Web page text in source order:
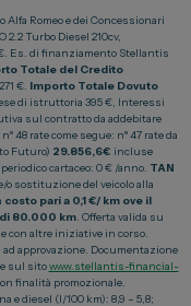
Romeo e dei Concessionari
2.2 Turbo Diesel 210cv,
Es. di finanziamento Stellantis
Totale del Credito
€. Importo Totale Dovuto
di istruttoria 395 €, Interessi
sul contratto da addebitare
48 rate come segue: n° 47 rate da
Futuro) 29.856,6€ incluse
cartaceo: 0 € /anno. TAN
o sostituzione del veicolo alla
costo pari a 0,1 €/ km ove il
80.000 km. Offerta valida su
con altre iniziative in corso.
approvazione. Documentazione
sul sitowww.stellantis-financial-
finalità promozionale.
e diesel (l/100 km): 8,9 – 5,8;